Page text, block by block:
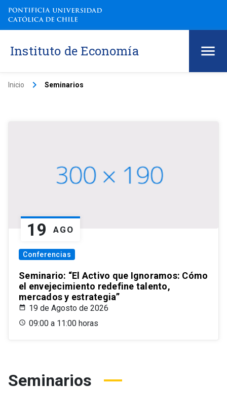
Instituto de Economía
Inicio keyboard_arrow_right Seminarios
19 AGO
Conferencias
Seminario: “El Activo que Ignoramos: Cómo
el envejecimiento redefine talento,
mercados y estrategia”
19 de Agosto de 2026
09:00 a 11:00 horas
Seminarios